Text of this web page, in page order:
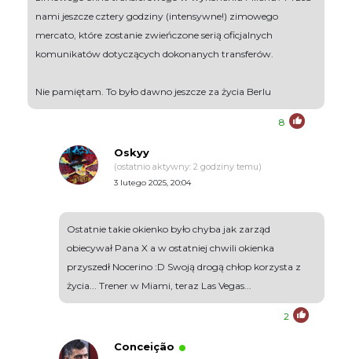
nami jeszcze cztery godziny (intensywne!) zimowego
mercato, które zostanie zwieńczone serią oficjalnych
komunikatów dotyczących dokonanych transferów.
Nie pamiętam. To było dawno jeszcze za życia Berlu
8
Oskyy
(ostatnio aktywny: 2 godziny temu)
3 lutego 2025, 20:04
Ostatnie takie okienko było chyba jak zarząd
obiecywał Pana X a w ostatniej chwili okienka
przyszedł Nocerino :D Swoją drogą chłop korzysta z
życia... Trener w Miami, teraz Las Vegas...
2
Conceição